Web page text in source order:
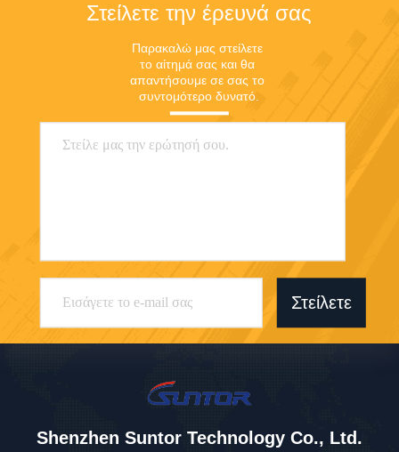
Στείλετε την έρευνά σας
Παρακαλώ μας στείλετε
το αίτημά σας και θα
απαντήσουμε σε σας το
συντομότερο δυνατό.
Στείλετε
Shenzhen Suntor Technology Co., Ltd.